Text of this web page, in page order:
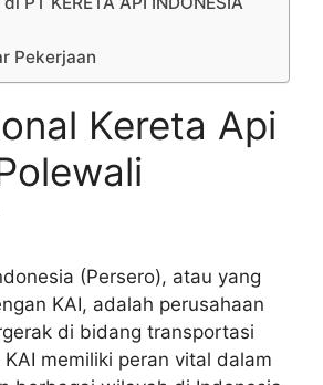
Pekerjaan
Kereta Api
(Persero), atau yang
KAI, adalah perusahaan
di bidang transportasi
memiliki peran vital dalam